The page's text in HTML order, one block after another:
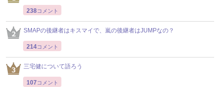
238コメント
SMAPの後継者はキスマイで、嵐の後継者はJUMPなの？
214コメント
三宅健について語ろう
107 コメント